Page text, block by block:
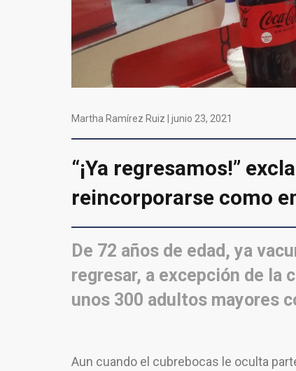
Martha Ramírez Ruiz | junio 23, 2021
“¡Ya regresamos!”
reincorporarse como
De 72 años de edad, ya
regresar, a excepción de la
unos 300 adultos mayores
Aun cuando el cubrebocas le oculta